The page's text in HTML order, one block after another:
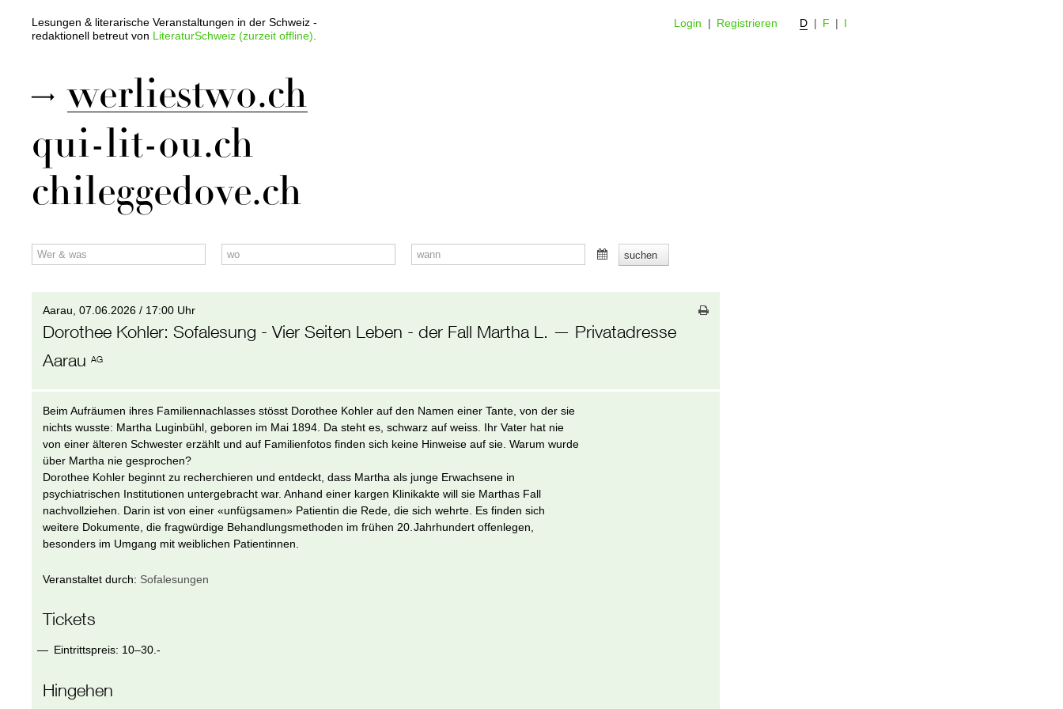
Login | Registrieren D | F | I
Lesungen & literarische Veranstaltungen in der Schweiz -
redaktionell betreut von LiteraturSchweiz (zurzeit offline)
werliestwo.ch
qui-lit-ou.ch
chileggedove.ch
Aarau,07.06.2026 / 17:00 Uhr
Dorothee Kohler:Sofalesung - Vier Seiten Leben - der Fall Martha L. — Privatadresse
AarauAG
Beim Aufräumen ihres Familiennachlasses stösst Dorothee Kohler auf den Namen einer Tante, von der sie
nichts wusste: Martha Luginbühl, geboren im Mai 1894. Da steht es, schwarz auf weiss. Ihr Vater hat nie
von einer älteren Schwester erzählt und auf Familienfotos finden sich keine Hinweise auf sie. Warum wurde
über Martha nie gesprochen?
Dorothee Kohler beginnt zu recherchieren und entdeckt, dass Martha als junge Erwachsene in
psychiatrischen Institutionen untergebracht war. Anhand einer kargen Klinikakte will sie Marthas Fall
nachvollziehen. Darin ist von einer «unfügsamen» Patientin die Rede, die sich wehrte. Es finden sich
weitere Dokumente, die fragwürdige Behandlungsmethoden im frühen 20. Jahrhundert offenlegen,
besonders im Umgang mit weiblichen Patientinnen.
Veranstaltet durch: Sofalesungen
Tickets
Eintrittspreis: 10–30.-
Hingehen